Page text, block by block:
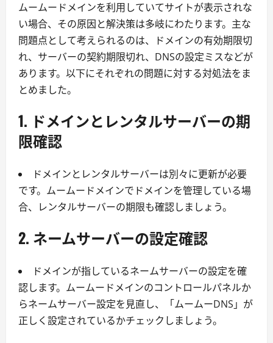
ムームードメインを利用していてサイトが表示されな
い場合、その原因と解決策は多岐にわたります。主な
問題点として考えられるのは、ドメインの有効期限切
れ、サーバーの契約期限切れ、DNSの設定ミスなどが
あります。以下にそれぞれの問題に対する対処法をま
とめました。
1. ドメインとレンタルサーバーの期
限確認
ドメインとレンタルサーバーは別々に更新が必要
です。ムームードメインでドメインを管理している場
合、レンタルサーバーの期限も確認しましょう。
2. ネームサーバーの設定確認
ドメインが指しているネームサーバーの設定を確
認します。ムームードメインのコントロールパネルか
らネームサーバー設定を見直し、「ムームーDNS」が
正しく設定されているかチェックしましょう。